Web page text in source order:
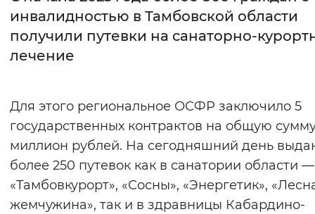
Без засечек С засечками
Интервал между буквами
Цвет сайта
Монохромный Инверсивный
Синий фон
Изображения
инвалидностью в Тамбовской области
получили путевки на санаторно-
лечение
Для этого региональное ОСФР заключило 5
государственных контрактов на общую
миллион рублей. На сегодняшний день
более 250 путевок как в санатории области —
«Тамбовкурорт», «Сосны», «Энергетик»,
жемчужина», так и в здравницы Кабардино-